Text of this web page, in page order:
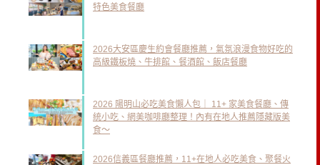
特色美食餐廳
2026大安區慶生約會餐廳推薦，氣氛浪漫食物好吃的
高級鐵板燒、牛排館、餐酒館、飯店餐廳
2026 陽明山必吃美食懶人包｜ 11+ 家美食餐廳、傳
統小吃、網美咖啡廳整理！內有在地人推薦隱藏版美
食～
2026信義區餐廳推薦，11+在地人必吃美食、聚餐火